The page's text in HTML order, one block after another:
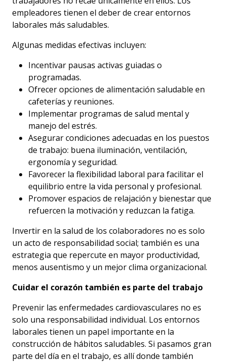
empleadores tienen el deber de crear entornos
laborales más saludables.
Algunas medidas efectivas incluyen:
Incentivar pausas activas guiadas o
programadas.
Ofrecer opciones de alimentación saludable en
cafeterías y reuniones.
Implementar programas de salud mental y
manejo del estrés.
Asegurar condiciones adecuadas en los puestos
de trabajo: buena iluminación, ventilación,
ergonomía y seguridad.
Favorecer la flexibilidad laboral para facilitar el
equilibrio entre la vida personal y profesional.
Promover espacios de relajación y bienestar que
refuercen la motivación y reduzcan la fatiga.
Invertir en la salud de los colaboradores no es solo
un acto de responsabilidad social; también es una
estrategia que repercute en mayor productividad,
menos ausentismo y un mejor clima organizacional.
Cuidar el corazón también es parte del trabajo
Prevenir las enfermedades cardiovasculares no es
solo una responsabilidad individual. Los entornos
laborales tienen un papel importante en la
construcción de hábitos saludables. Si pasamos gran
parte del día en el trabajo, es allí donde también